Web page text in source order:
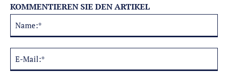
KOMMENTIEREN SIE DEN ARTIKEL